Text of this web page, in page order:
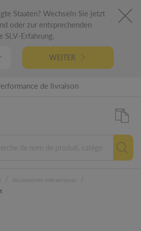
Staaten? Wechseln Sie jetzt
oder zur entsprechenden
SLV-Erfahrung.
WEITER
Disponibilité produit
de livraison
Garantie 5 ans
Conception Allemande